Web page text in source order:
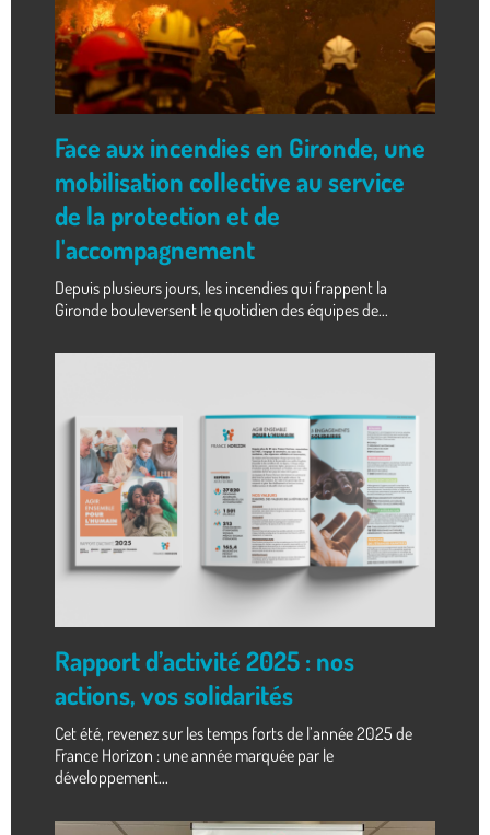
Face aux incendies en Gironde, une
mobilisation collective au service
de la protection et de
l'accompagnement
Depuis plusieurs jours, les incendies qui frappent la
Gironde bouleversent le quotidien des équipes de...
Rapport d’activité 2025 : nos
actions, vos solidarités
Cet été, revenez sur les temps forts de l’année 2025 de
France Horizon : une année marquée par le
développement...